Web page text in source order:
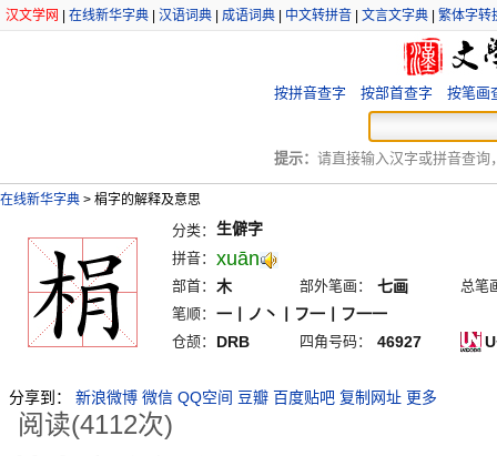
汉文学网 在线新华字典 汉语词典 成语词典 中文转拼音 文言文字典 繁体字转
按拼音查字 按部首查字 按笔画
提示： 请直接输入汉字或拼音查询
在线新华字典 > 梋字的解释及意思
分类： 生僻字
拼音： xuān
部首： 木 部外笔画： 七画
总笔
笔顺： 一丨ノ丶丨フ一丨フ一一
仓颉： DRB 四角号码： 46927
分享到： 新浪微博 微信 QQ空间 豆瓣 百度贴吧 复制网址 更多
阅读(4112次)